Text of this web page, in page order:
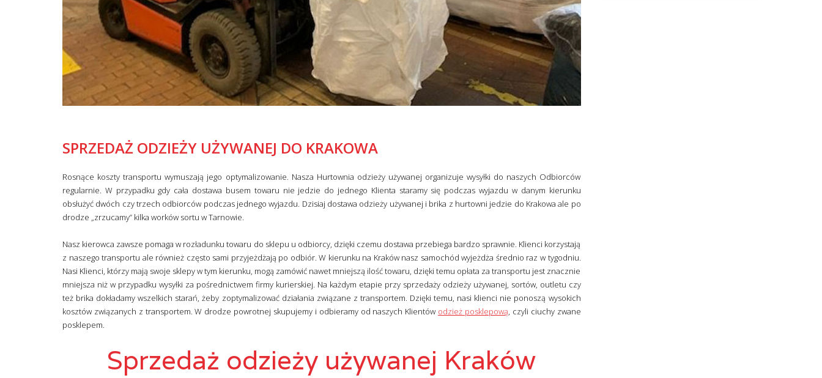
SPRZEDAŻ ODZIEŻY UŻYWANEJ DO KRAKOWA
Rosnące koszty transportu wymuszają jego optymalizowanie. Nasza Hurtownia odzieży używanej organizuje wysyłki do naszych Odbiorców
regularnie. W przypadku gdy cała dostawa busem towaru nie jedzie do jednego Klienta staramy się podczas wyjazdu w danym kierunku
obsłużyć dwóch czy trzech odbiorców podczas jednego wyjazdu. Dzisiaj dostawa odzieży używanej i brika z hurtowni jedzie do Krakowa ale po
drodze „zrzucamy” kilka worków sortu w Tarnowie.
Nasz kierowca zawsze pomaga w rozładunku towaru do sklepu u odbiorcy, dzięki czemu dostawa przebiega bardzo sprawnie. Klienci korzystają
z naszego transportu ale również często sami przyjeżdżają po odbiór. W kierunku na Kraków nasz samochód wyjeżdża średnio raz w tygodniu.
Nasi Klienci, którzy mają swoje sklepy w tym kierunku, mogą zamówić nawet mniejszą ilość towaru, dzięki temu opłata za transportu jest znacznie
mniejsza niż w przypadku wysyłki za pośrednictwem firmy kurierskiej. Na każdym etapie przy sprzedaży odzieży używanej, sortów, outletu czy
też brika dokładamy wszelkich starań, żeby zoptymalizować działania związane z transportem. Dzięki temu, nasi klienci nie ponoszą wysokich
kosztów związanych z transportem. W drodze powrotnej skupujemy i odbieramy od naszych Klientów odzież posklepową, czyli ciuchy zwane
posklepem.
Sprzedaż odzieży używanej Kraków